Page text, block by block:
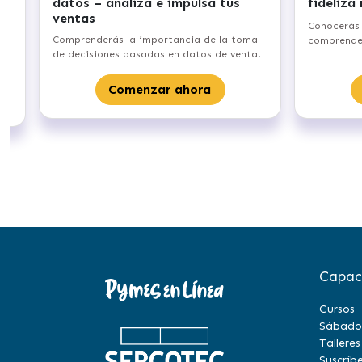
ventas
Comprenderás la importancia de la toma
de decisiones basadas en datos de venta.
Comenzar ahora
Cursos
Talleres